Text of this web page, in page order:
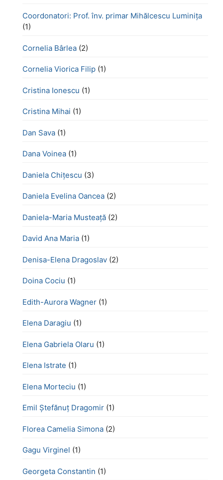
Coordonatori: Prof. înv. primar Mihălcescu Luminița
(1)
Cornelia Bârlea (2)
Cornelia Viorica Filip (1)
Cristina Ionescu (1)
Cristina Mihai (1)
Dan Sava (1)
Dana Voinea (1)
Daniela Chițescu (3)
Daniela Evelina Oancea (2)
Daniela-Maria Musteață (2)
David Ana Maria (1)
Denisa-Elena Dragoslav (2)
Doina Cociu (1)
Edith-Aurora Wagner (1)
Elena Daragiu (1)
Elena Gabriela Olaru (1)
Elena Istrate (1)
Elena Morteciu (1)
Emil Ștefănuț Dragomir (1)
Florea Camelia Simona (2)
Gagu Virginel (1)
Georgeta Constantin (1)